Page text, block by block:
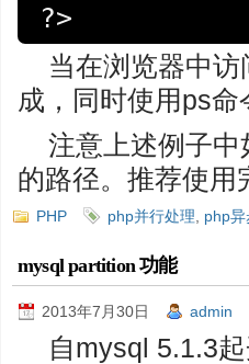
?>
当在浏览器中
成，同时使用ps
注意上述例子
的路径。推荐使用
PHP php并行处理 php异
mysql partition 功能
2013年7月30日 admin
自mysql 5.1.3